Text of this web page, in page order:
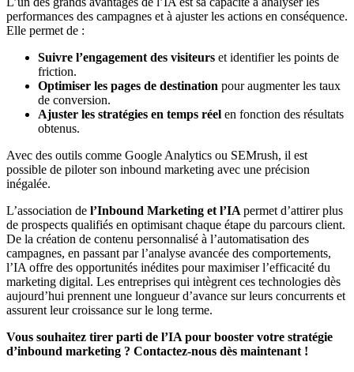
performances des campagnes et à ajuster les actions en conséquence.
Elle permet de :
Suivre l’engagement des visiteurs et identifier les points de
friction.
Optimiser les pages de destination pour augmenter les taux
de conversion.
Ajuster les stratégies en temps réel en fonction des résultats
obtenus.
Avec des outils comme Google Analytics ou SEMrush, il est
possible de piloter son inbound marketing avec une précision
inégalée.
L’association de l’Inbound Marketing et l’IA permet d’attirer plus
de prospects qualifiés en optimisant chaque étape du parcours client.
De la création de contenu personnalisé à l’automatisation des
campagnes, en passant par l’analyse avancée des comportements,
l’IA offre des opportunités inédites pour maximiser l’efficacité du
marketing digital. Les entreprises qui intègrent ces technologies dès
aujourd’hui prennent une longueur d’avance sur leurs concurrents et
assurent leur croissance sur le long terme.
Vous souhaitez tirer parti de l’IA pour booster votre stratégie
d’inbound marketing ? Contactez-nous dès maintenant !